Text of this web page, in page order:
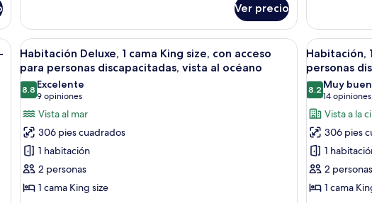
Ver precio
cama
(Parlor)
King
size
y
cama
(Parlor)
grande, un escritorio con silla, dos lámparas y vistas a un paisaje urbano a través de
Abrir
todas
las
fotos
de
Habitación
Deluxe,
cama
King
Habitación de hotel con una cama grande, un
7
Habitación Deluxe, 1 cama King size, con acceso
para personas discapacitadas, vista al océano
8.88.8 de 10
Excelente
9 opiniones
(9
opiniones)
Vista al mar
306 pies cuadrados
1 habitación
2 personas
1 cama King size
Abrir
todas
las
fotos
de
cama
King
size,
5
Habitación,
personas
8.28.2 de 10
Muy
14 opiniones
(14
Vista a la
306 pies
1
2 personas
1 cama